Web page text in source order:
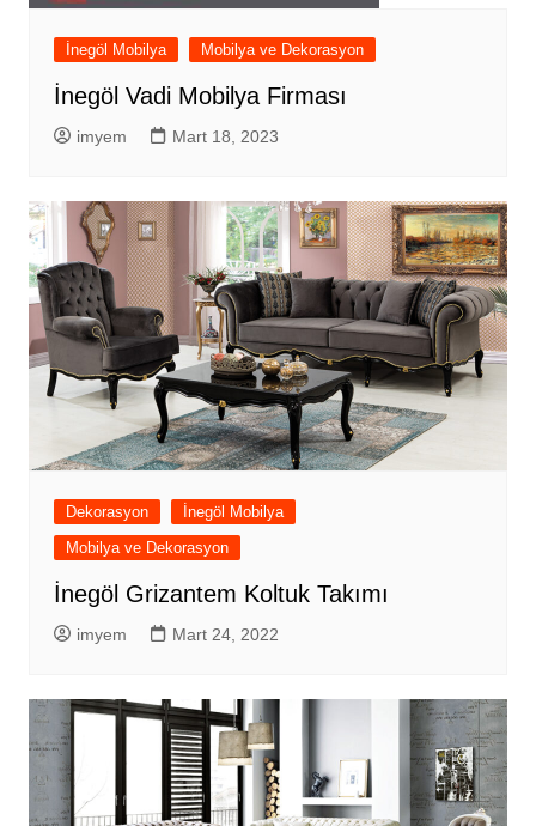
İnegöl Mobilya Mobilya ve Dekorasyon
İnegöl Vadi Mobilya Firması
imyem Mart 18, 2023
Dekorasyon
İnegöl Mobilya
Mobilya ve Dekorasyon
İnegöl Grizantem Koltuk Takımı
imyem Mart 24, 2022